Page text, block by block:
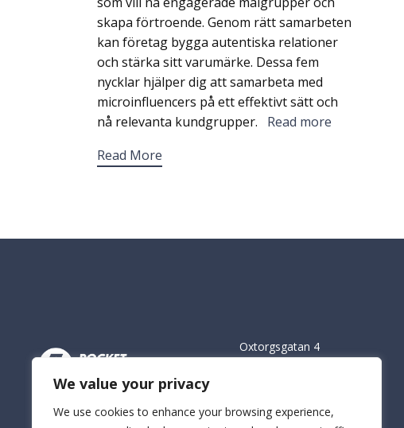
We value your privacy
We use cookies to enhance your browsing experience,
skapa förtroende. Genom rätt samarbeten
kan företag bygga autentiska relationer
och stärka sitt varumärke. Dessa fem
nycklar hjälper dig att samarbeta med
microinfluencers på ett effektivt sätt och
nå relevanta kundgrupper. Read more
Read More
Oxtorgsgatan 4